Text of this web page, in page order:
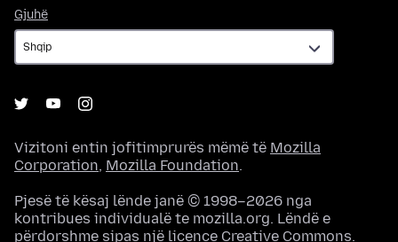
Gjuhë
Vizitoni entin jofitimprurës mëmë të Mozilla
Corporation, Mozilla Foundation.
Pjesë të kësaj lënde janë © 1998–2026 nga
kontribues individualë te mozilla.org. Lëndë e
përdorshme sipas një licence Creative Commons.